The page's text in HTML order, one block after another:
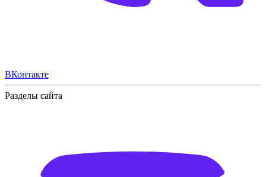
ВКонтакте
Разделы сайта